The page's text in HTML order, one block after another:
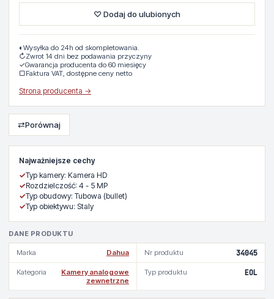
Najważniejsze cechy
✓Typ kamery: Kamera HD
✓Rozdzielczość: 4 - 5 MP
✓Typ obudowy: Tubowa (bullet)
✓Typ obiektywu: Staly
DANE PRODUKTU
Marka Dahua Nr produktu 34045
Kategoria
Kamery analogowe
zewnetrzne
Typ produktu EOL
♡ Dodaj do ulubionych
◐ Wysyłka do 24h od skompletowania.
↻Zwrot 14 dni bez podawania przyczyny
✓Gwarancja producenta do 60 miesięcy
▢Faktura VAT, dostępne ceny netto
Strona producenta →
⇄Porównaj